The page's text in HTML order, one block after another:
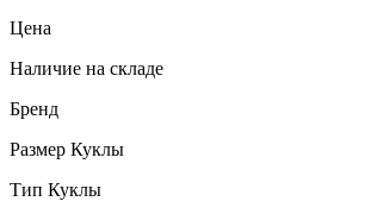
Цена
Наличие на складе
Бренд
Размер Куклы
Тип Куклы